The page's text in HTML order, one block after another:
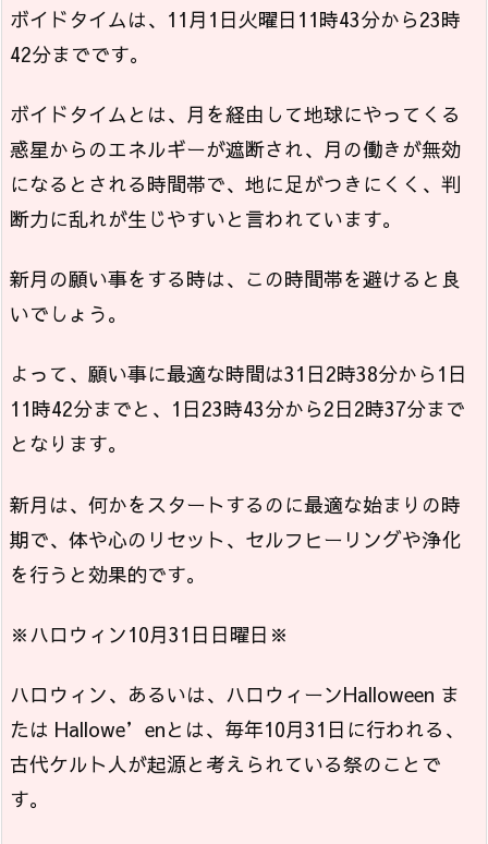
ボイドタイムは、11月1日火曜日11時43分から23時
42分までです。
ボイドタイムとは、月を経由して地球にやってくる
惑星からのエネルギーが遮断され、月の働きが無効
になるとされる時間帯で、地に足がつきにくく、判
断力に乱れが生じやすいと言われています。
新月の願い事をする時は、この時間帯を避けると良
いでしょう。
よって、願い事に最適な時間は31日2時38分から1日
11時42分までと、1日23時43分から2日2時37分まで
となります。
新月は、何かをスタートするのに最適な始まりの時
期で、体や心のリセット、セルフヒーリングや浄化
を行うと効果的です。
※ハロウィン10月31日日曜日※
ハロウィン、あるいは、ハロウィーンHalloween ま
たは Hallowe’enとは、毎年10月31日に行われる、
古代ケルト人が起源と考えられている祭のことで
す。